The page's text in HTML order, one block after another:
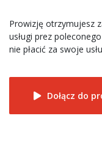
Prowizję otrzymujesz
usługi prez
nie płacić za swoje
Dołącz do